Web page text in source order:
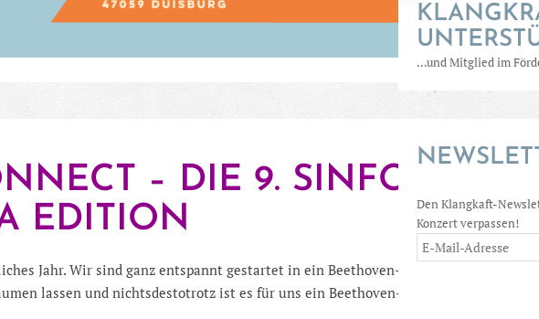
– DIE 9. SINFONIE
EDITION
Jahr. Wir sind ganz entspannt gestartet in ein Beethoven-Jubiläums-Jahr, dann
lassen und nichtsdestotrotz ist es für uns ein Beethoven-Jahr der ganz
…und Mitglied im
Den Klangkaft-
Konzert verpassen!